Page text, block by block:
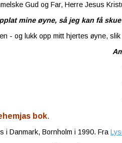
Gud og Far, Herre Jesus
mine øyne, så jeg kan få
- og lukk opp mitt hjertes øyne,
bok.
i Danmark, Bornholm i 1990. Fra